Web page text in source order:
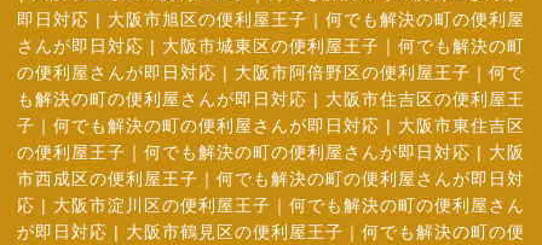
即日対応 | 大阪市旭区の便利屋王子｜何でも解決の町の便利屋
さんが即日対応 | 大阪市城東区の便利屋王子｜何でも解決の町
の便利屋さんが即日対応 | 大阪市阿倍野区の便利屋王子｜何で
も解決の町の便利屋さんが即日対応 | 大阪市住吉区の便利屋王
子｜何でも解決の町の便利屋さんが即日対応 | 大阪市東住吉区
の便利屋王子｜何でも解決の町の便利屋さんが即日対応 | 大阪
市西成区の便利屋王子｜何でも解決の町の便利屋さんが即日対
応 | 大阪市淀川区の便利屋王子｜何でも解決の町の便利屋さん
が即日対応 | 大阪市鶴見区の便利屋王子｜何でも解決の町の便